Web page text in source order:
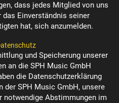
dass jedes Mitglied von uns
Einverständnis seiner
hat, sich anzumelden.
und Speicherung unserer
an die SPH Music GmbH
die Datenschutzerklärung
der SPH Music GmbH, unsere
notwendige Abstimmungen im